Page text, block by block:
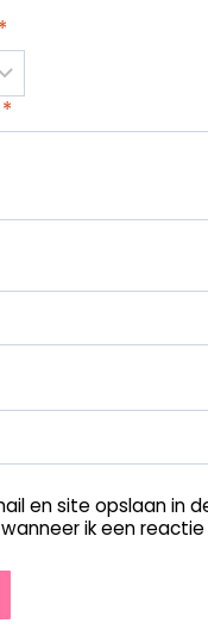
*
*
en site opslaan in
ik een